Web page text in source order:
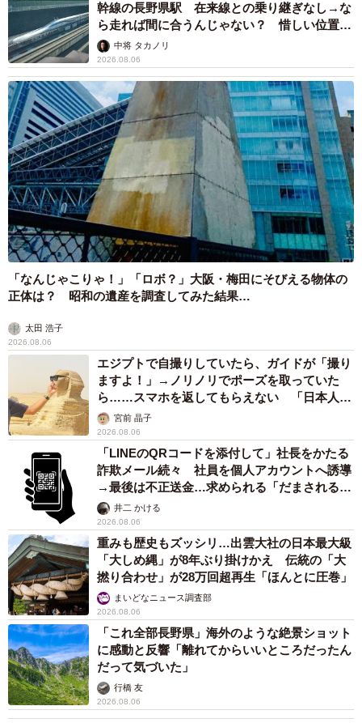
幹線の長野県駅 在来線との乗り継ぎなし→な
ら走れば間に合うんじゃない？ 惜しい位置関
係が反響
中将 タカノリ
2026.08.06
「なんじゃこりゃ！」「ロボ？」大阪・梅田にそびえる物体の
正体は？ 昭和の遺産を調査してみた結果…
太田 浩子
2026.08.06
エジプトで自撮りしていたら、ガイドが「撮り
ますよ！」→ノリノリでポーズを取っていた
ら……スマホを返してもらえない 「日本人は
カモ代表かも」「私は6時間で3万円払った」
宮前 晶子
2026.08.06
「LINEのQRコードを添付して」社長をかたる
詐欺メール続々 社員を個人アカウントへ誘導
→最後は不正送金…求められる「だまされる前
提」の対策
井二 かける
2026.08.06
重みも歴史もズッシリ…出雲大社の日本最大級
「大しめ縄」が8年ぶり掛けかえ 伝統の「大
撚り合わせ」が28万回超再生「ほんとに圧巻」
まいどなニュース調査部
2026.08.06
「これ全部長野県」海外のような絶景ショット
に感動と反響「離れてからいいところだったん
だって気づいた」
行橋 友
2026.08.06